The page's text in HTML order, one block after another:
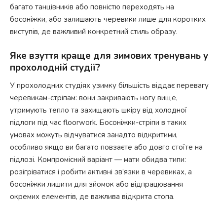
багато танцівників або повністю переходять на
босоніжки, або залишають черевики лише для коротких
виступів, де важливий конкретний стиль образу.
Яке взуття краще для зимових тренувань у
прохолодній студії?
У прохолодних студіях узимку більшість віддає перевагу
черевикам-стріпам: вони закривають ногу вище,
утримують тепло та захищають шкіру від холодної
підлоги під час floorwork. Босоніжки-стріпи в таких
умовах можуть відчуватися занадто відкритими,
особливо якщо ви багато повзаєте або довго стоїте на
підлозі. Компромісний варіант — мати обидва типи:
розігріватися і робити активні зв’язки в черевиках, а
босоніжки лишити для зйомок або відпрацювання
окремих елементів, де важлива відкрита стопа.